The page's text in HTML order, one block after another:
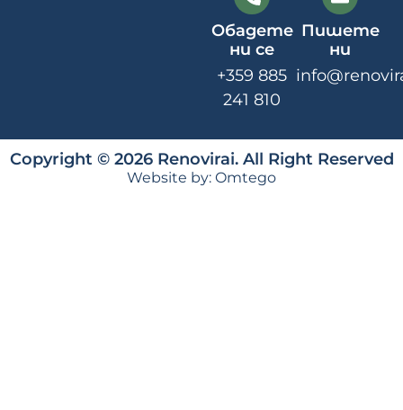
Обадете
ни се
+359 885
241 810
Пишете
ни
Copyright © 2026 Renovirai. All Right Reserved
Website by: Omtego